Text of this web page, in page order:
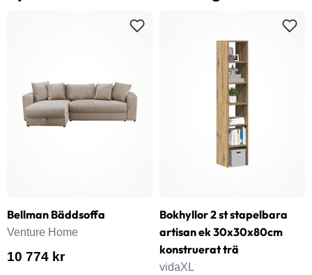
Bellman Bäddsoffa
Venture Home
10 774 kr
Bokhyllor 2 st stapelbara
artisan ek 30x30x80cm
konstruerat trä
vidaXL